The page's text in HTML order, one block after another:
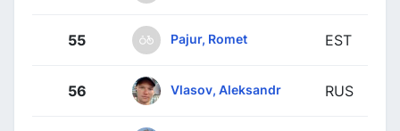
55 Pajur, Romet EST
56 Vlasov, Aleksandr RUS